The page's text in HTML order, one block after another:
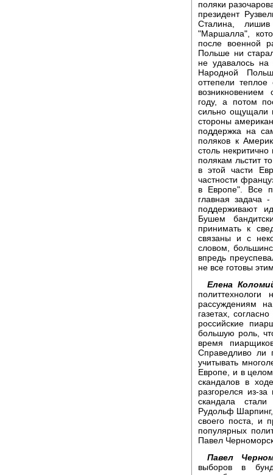
поляки
президент
Сталина,
"Маршалла",
после военной
Польше ни
не удавалось на
Народной
оттепели
году, а потом
сильно ощущали
стороны
поддержка на
поляков к
столь
полякам льстит
в этой части
частности
в Европе". Все
главная задача
поддерживают
Бушем
принимать к
связаны и с
словом,
впредь
не все готовы
Елена
рассуждениям
газетах,
российские
большую роль,
время
Справедливо ли
учитывать
Европе, и в
скандалов в
разгорелся из-
скандала
Рудольф Шарпинг,
своего поста, и
популярных
Павел
Павел
выборов в